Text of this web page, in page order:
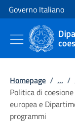
Vai al contenuto
Vai alla navigazione
Governo Italiano
Homepage / ... /
Politica di
europea e
programmi